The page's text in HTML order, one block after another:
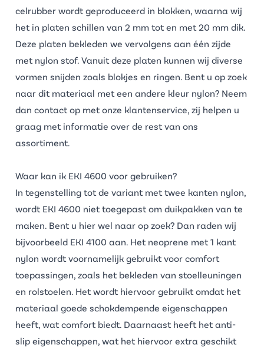
celrubber wordt geproduceerd in blokken, waarna wij
het in platen schillen van 2 mm tot en met 20 mm dik.
Deze platen bekleden we vervolgens aan één zijde
met nylon stof. Vanuit deze platen kunnen wij diverse
vormen snijden zoals blokjes en ringen. Bent u op zoek
naar dit materiaal met een andere kleur nylon? Neem
dan contact op met onze klantenservice, zij helpen u
graag met informatie over de rest van ons
assortiment.
Waar kan ik EKI 4600 voor gebruiken?
In tegenstelling tot de variant met twee kanten nylon,
wordt EKI 4600 niet toegepast om duikpakken van te
maken. Bent u hier wel naar op zoek? Dan raden wij
bijvoorbeeld EKI 4100 aan. Het neoprene met 1 kant
nylon wordt voornamelijk gebruikt voor comfort
toepassingen, zoals het bekleden van stoelleuningen
en rolstoelen. Het wordt hiervoor gebruikt omdat het
materiaal goede schokdempende eigenschappen
heeft, wat comfort biedt. Daarnaast heeft het anti-
slip eigenschappen, wat het hiervoor extra geschikt